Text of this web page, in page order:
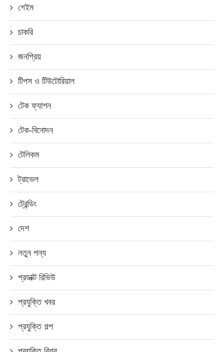
গেইম
চাকরি
জনপ্রিয়
টিপস ও টিউটোরিয়াল
টেক ফ্যাশন
টেক-বিনোদন
টেলিকম
ট্রাভেল
ট্রেন্ডিং
দেশ
নতুন পন্য
প্রডাক্ট রিভিউ
প্রযুক্তি খবর
প্রযুক্তি গল্প